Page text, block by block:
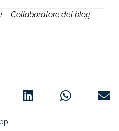
– Collaboratore del blog